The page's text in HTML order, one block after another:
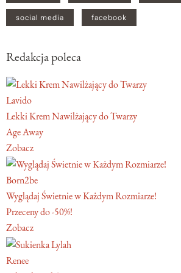
social media facebook
Redakcja poleca
Lavido
Lekki Krem Nawilżający do Twarzy
Age Away
Zobacz
Born2be
Wyglądaj Świetnie w Każdym Rozmiarze!
Przeceny do -50%!
Zobacz
Renee